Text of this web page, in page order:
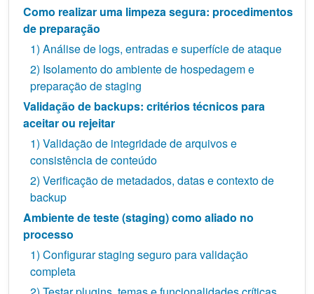
Como realizar uma limpeza segura: procedimentos
de preparação
1) Análise de logs, entradas e superfície de ataque
2) Isolamento do ambiente de hospedagem e
preparação de staging
Validação de backups: critérios técnicos para
aceitar ou rejeitar
1) Validação de integridade de arquivos e
consistência de conteúdo
2) Verificação de metadados, datas e contexto de
backup
Ambiente de teste (staging) como aliado no
processo
1) Configurar staging seguro para validação
completa